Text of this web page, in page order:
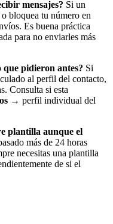
mensajes? Si un
bloquea tu número en
Es buena práctica
para no enviarles más
pidieron antes? Si
al perfil del contacto,
Consulta si esta
→ perfil individual del
plantilla aunque el
más de 24 horas
necesitas una plantilla
de si el